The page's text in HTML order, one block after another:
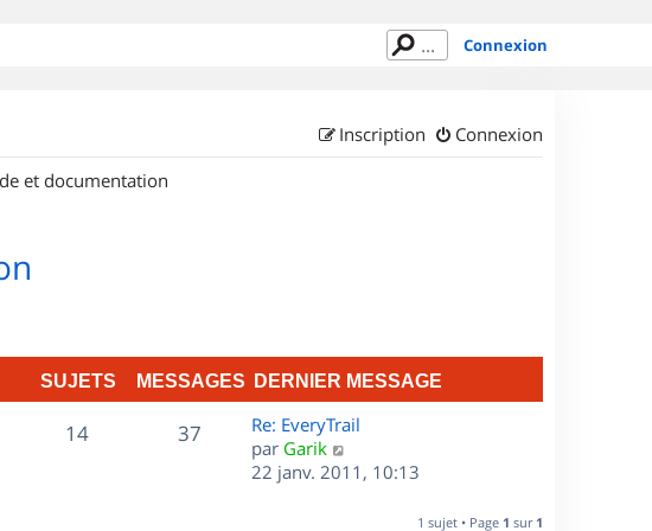
Connexion
Connexion
Inscription
et documentation
SUJETS MESSAGES DERNIER MESSAGE
14S
37M
D
e
r
Re: EveryTrail
par Garik
o
22 janv. 2011, 10:13
1 sujet • Page 1 sur 1